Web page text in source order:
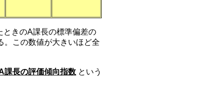
きのA課長の標準偏差の
。この数値が大きいほど全
課長の評価傾向指数 という